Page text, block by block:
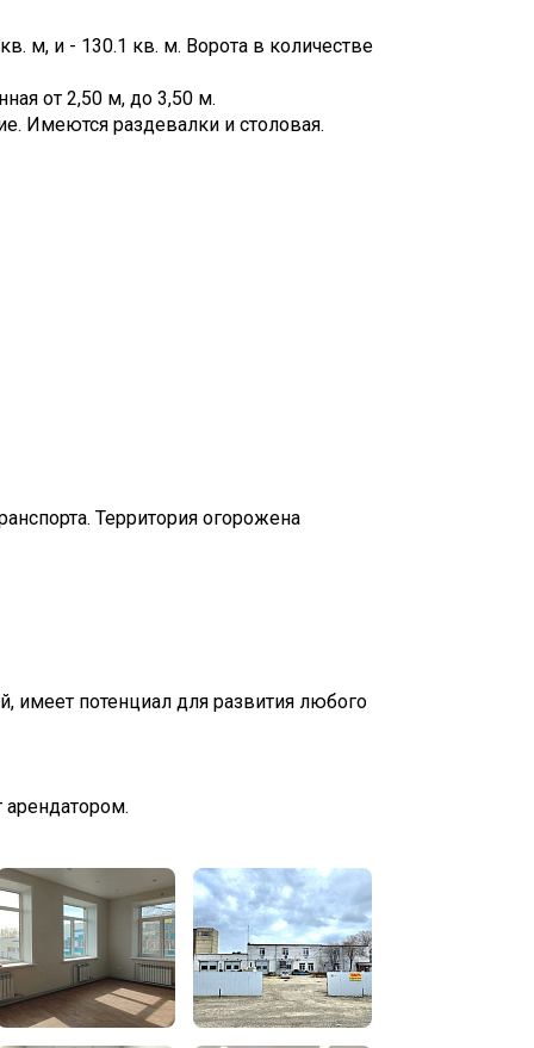
м, и - 130.1 кв. м. Ворота в количестве
от 2,50 м, до 3,50 м.
Имеются раздевалки и столовая.
Территория огорожена
имеет потенциал для развития любого
арендатором.